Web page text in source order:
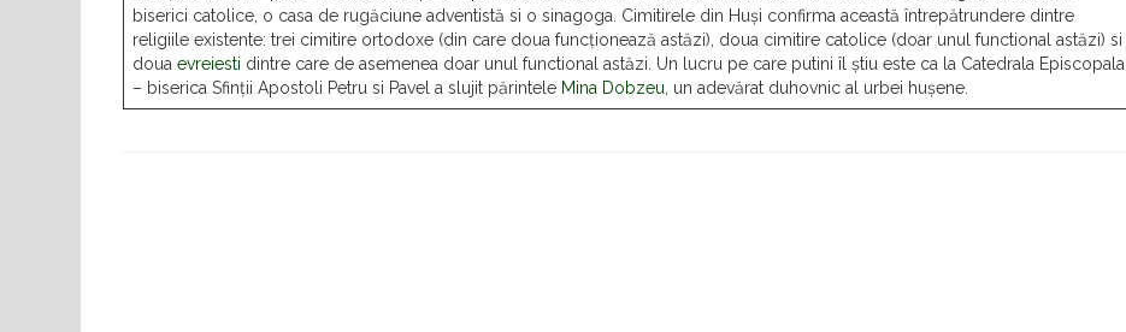
biserici catolice, o casa de rugăciune adventistă si o sinagoga. Cimitirele din Huși confirma această întrepătrundere dintre
religiile existente: trei cimitire ortodoxe (din care doua funcționează astăzi), doua cimitire catolice (doar unul functional astăzi) si
doua evreiesti dintre care de asemenea doar unul functional astăzi. Un lucru pe care putini îl știu este ca la Catedrala Episcopala
– biserica Sfinții Apostoli Petru si Pavel a slujit părintele Mina Dobzeu, un adevărat duhovnic al urbei hușene.